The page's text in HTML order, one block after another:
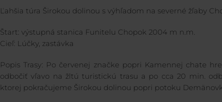
Ľahšia túra Širokou dolinou s výhľadom na severné žľaby
Štart: výstupná stanica Funitelu Chopok 2004 m n.m.
Cieľ: Lúčky, zastávka
Popis Trasy: Po červenej značke popri Kamennej chate
odbočiť vľavo na žltú turistickú trasu a po cca 20 min.
ktorej pokračujeme Širokou dolinou popri potoku